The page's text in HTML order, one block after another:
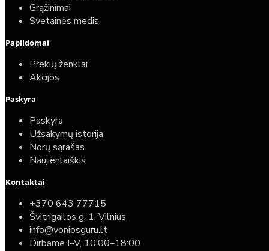
Grąžinimai
Svetainės medis
Papildomai
Prekių ženklai
Akcijos
Paskyra
Paskyra
Užsakymų istorija
Norų sąrašas
Naujienlaiškis
Kontaktai
+370 643 77715
Švitrigailos g. 1, Vilnius
info@voniosguru.lt
Dirbame I–V, 10:00–18:00